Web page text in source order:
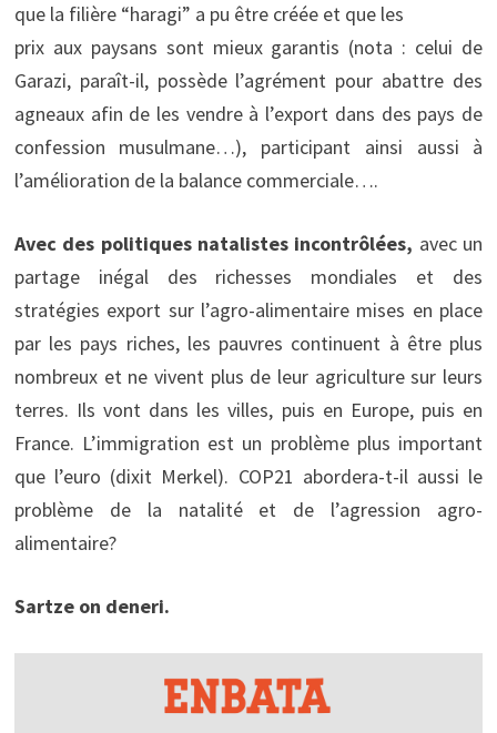
que la filière “haragi” a pu être créée et que les
prix aux paysans sont mieux garantis (nota : celui de
Garazi, paraît-il, possède l’agrément pour abattre des
agneaux afin de les vendre à l’export dans des pays de
confession musulmane…), participant ainsi aussi à
l’amélioration de la balance commerciale….
Avec des politiques natalistes incontrôlées, avec un
partage inégal des richesses mondiales et des
stratégies export sur l’agro-alimentaire mises en place
par les pays riches, les pauvres continuent à être plus
nombreux et ne vivent plus de leur agriculture sur leurs
terres. Ils vont dans les villes, puis en Europe, puis en
France. L’immigration est un problème plus important
que l’euro (dixit Merkel). COP21 abordera-t-il aussi le
problème de la natalité et de l’agression agro-
alimentaire?
Sartze on deneri.